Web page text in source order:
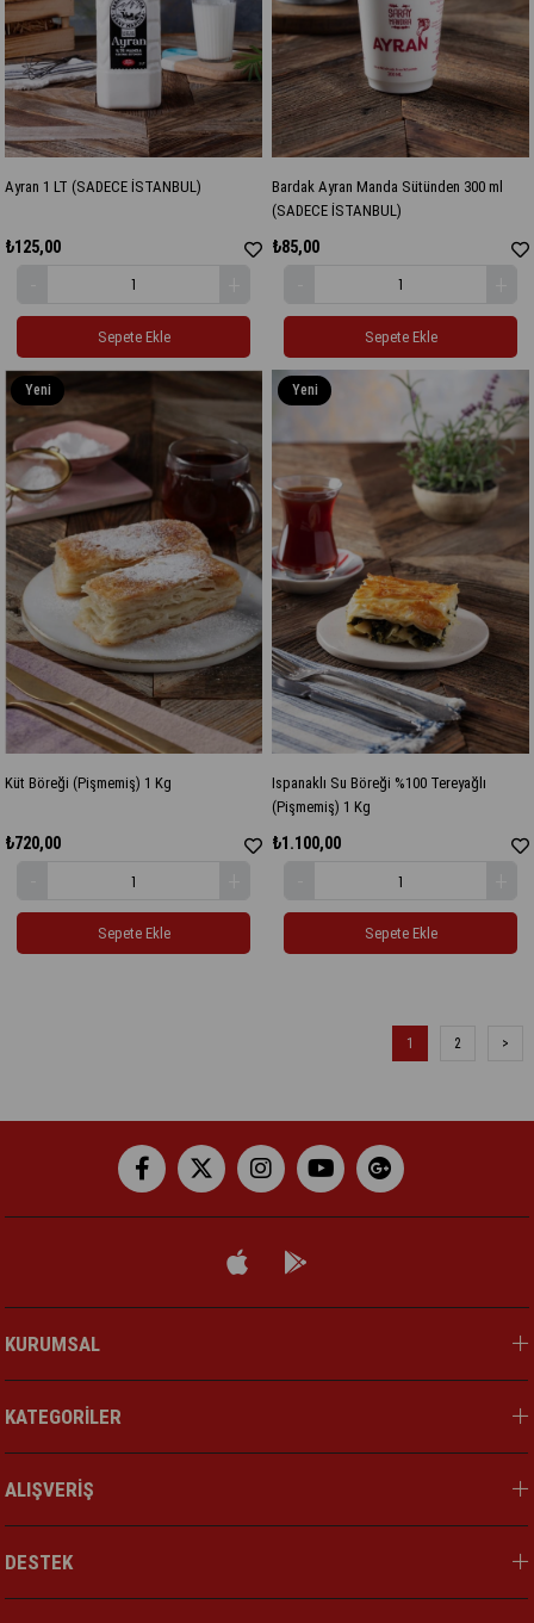
Ayran 1 LT (SADECE İSTANBUL)
₺125,00
Sepete Ekle
Bardak Ayran Manda Sütünden 300 ml
(SADECE İSTANBUL)
₺85,00
Sepete Ekle
Küt Böreği (Pişmemiş) 1 Kg
₺720,00
Yeni
Ürün
Sepete Ekle
Ispanaklı Su Böreği %100 Tereyağlı
(Pişmemiş) 1 Kg
₺1.100,00
Yeni
Sepete Ekle
1 2 >
KURUMSAL
KATEGORİLER
ALIŞVERİŞ
DESTEK